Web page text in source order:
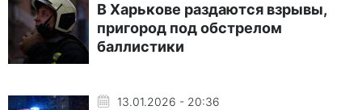
В Харькове раздаются взрывы,
пригород под обстрелом
баллистики
13.01.2026 - 20:36